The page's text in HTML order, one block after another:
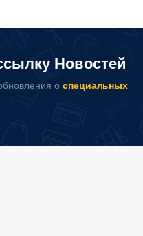
сум.
Новостей
о специальных